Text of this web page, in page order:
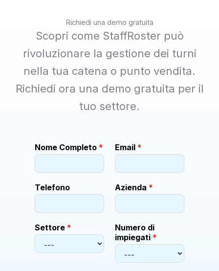
Richiedi una demo gratuita
Scopri come StaffRoster può
rivoluzionare la gestione dei turni
nella tua catena o punto vendita.
Richiedi ora una demo gratuita per il
tuo settore.
Nome Completo * Email *
Telefono Azienda *
Settore *
Numero di
impiegati *